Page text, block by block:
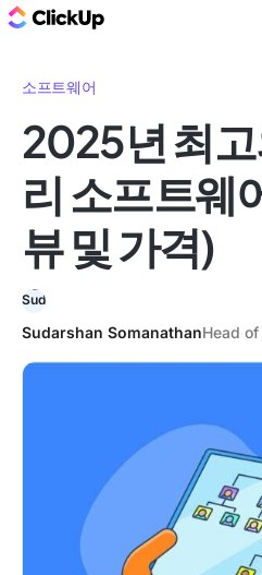
소프트웨어
2025년 최
리 소프트웨
뷰 및 가격)
Sudarshan SomanathanHead